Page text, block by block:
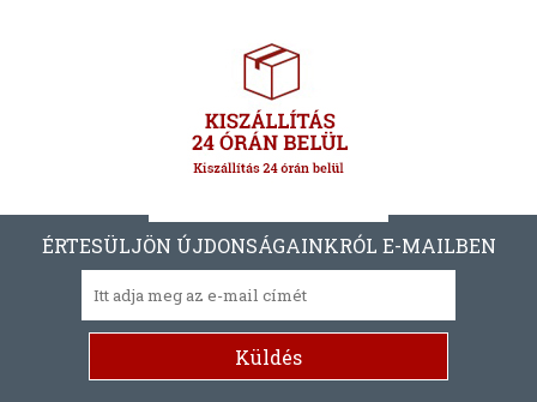
ÉRTESÜLJÖN ÚJDONSÁGAINKRÓL E-MAILBEN